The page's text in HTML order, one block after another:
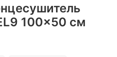
100x50 см